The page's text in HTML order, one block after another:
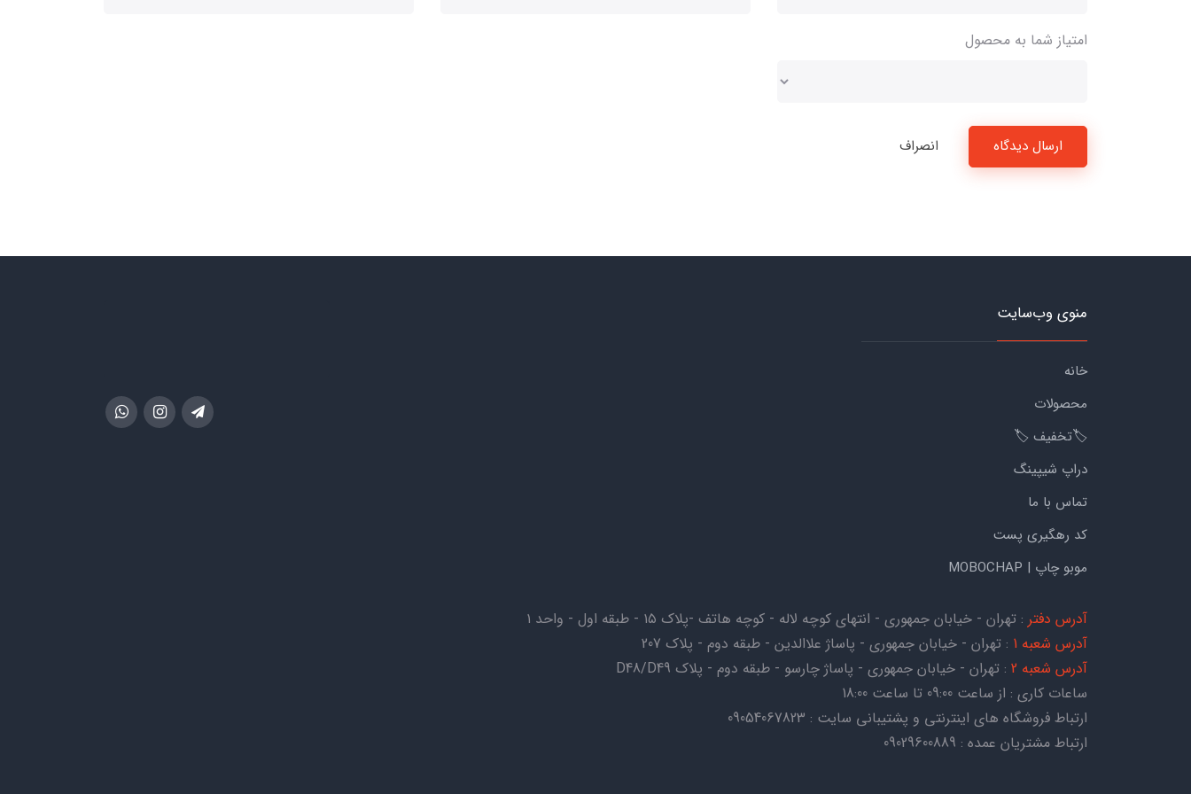
امتیاز شما به محصول
ارسال دیدگاه انصراف
منوی وب‌سایت
خانه
محصولات
🏷️تخفیف 🏷️
دراپ شیپینگ
تماس با ما
کد رهگیری پست
موبو چاپ | MOBOCHAP
آدرس دفتر : تهران - خیابان جمهوری - انتهای کوچه لاله - کوچه هاتف -پلاک ۱۵ - طبقه اول - واحد ۱
آدرس شعبه 1
: تهران - خیابان جمهوری - پاساژ علاالدین - طبقه دوم - پلاک 207
آدرس شعبه 2
: تهران - خیابان جمهوری - پاساژ چارسو - طبقه دوم - پلاک D48/D49
ساعات کاری : از ساعت 09:00 تا ساعت 18:00
ارتباط فروشگاه های اینترنتی و پشتیبانی سایت : 09054067823
ارتباط مشتریان عمده : 09029600889